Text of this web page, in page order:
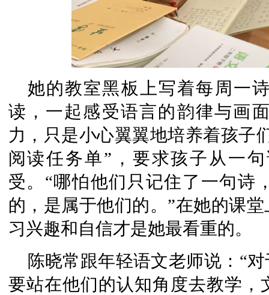
她的教室黑板上写着每周一
读，一起感受语言的韵律与画
力，只是小心翼翼地培养着孩子
阅读任务单”，要求孩子从一
受。“哪怕他们只记住了一句诗
的，是属于他们的。”在她的课
习兴趣和自信才是她最看重的。
陈晓常跟年轻语文老师说：“
要站在他们的认知角度去教学